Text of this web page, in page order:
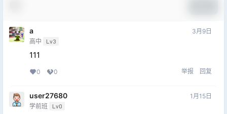
a
高中 Lv3
3月9日
111
0 0 举报 回复
user27680
学前班 Lv0
1月15日